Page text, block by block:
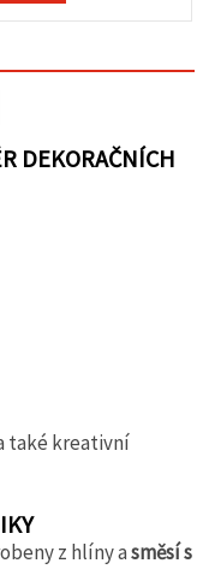
DEKORAČNÍCH
také kreativní
z hlíny asměsí s